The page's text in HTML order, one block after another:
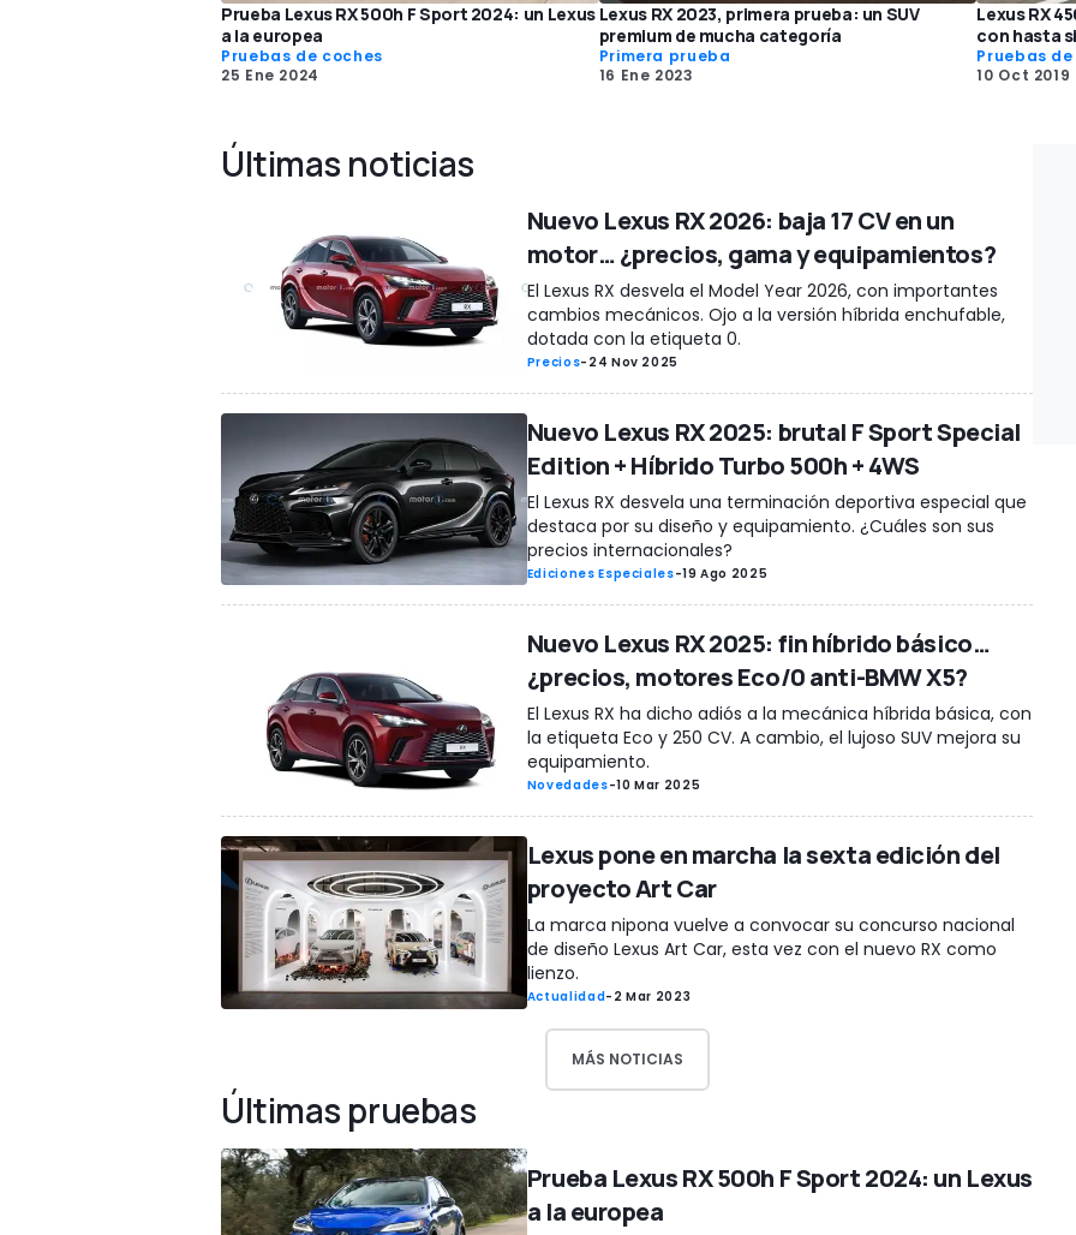
Prueba Lexus RX 500h F Sport 2024: un Lexus
a la europea
Pruebas de coches
25 Ene 2024
Lexus RX 2023, primera prueba: un SUV
premium de mucha categoría
Primera prueba
16 Ene 2023
Lexus RX
con hasta
Pruebas
10 Oct 2019
Últimas noticias
Nuevo Lexus RX 2026: baja 17 CV en un
motor… ¿precios, gama y equipamientos?
El Lexus RX desvela el Model Year 2026, con importantes
cambios mecánicos. Ojo a la versión híbrida enchufable,
dotada con la etiqueta 0.
Precios- 24 Nov 2025
Nuevo Lexus RX 2025: brutal F Sport Special
Edition + Híbrido Turbo 500h + 4WS
El Lexus RX desvela una terminación deportiva especial que
destaca por su diseño y equipamiento. ¿Cuáles son sus
precios internacionales?
Ediciones Especiales-19 Ago 2025
Nuevo Lexus RX 2025: fin híbrido básico…
¿precios, motores Eco/0 anti-BMW X5?
El Lexus RX ha dicho adiós a la mecánica híbrida básica, con
la etiqueta Eco y 250 CV. A cambio, el lujoso SUV mejora su
equipamiento.
Novedades-10 Mar 2025
Lexus pone en marcha la sexta edición del
proyecto Art Car
La marca nipona vuelve a convocar su concurso nacional
de diseño Lexus Art Car, esta vez con el nuevo RX como
lienzo.
Actualidad- 2 Mar 2023
MÁS NOTICIAS
Últimas pruebas
Prueba Lexus RX 500h F Sport 2024: un Lexus
a la europea